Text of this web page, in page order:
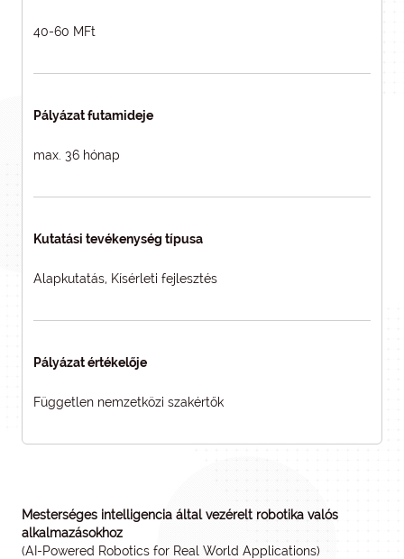
40-60 MFt
Pályázat futamideje
max. 36 hónap
Kutatási tevékenység típusa
Alapkutatás, Kísérleti fejlesztés
Pályázat értékelője
Független nemzetközi szakértők
Mesterséges intelligencia által vezérelt robotika valós
alkalmazásokhoz
(AI-Powered Robotics for Real World Applications)